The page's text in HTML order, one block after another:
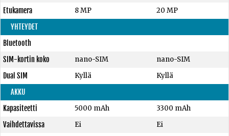
Etukamera
8 MP
20 MP
YHTEYDET
Bluetooth
SIM-kortin koko
nano-SIM
nano-SIM
Dual SIM
Kyllä
Kyllä
AKKU
Kapasiteetti
5000 mAh
3300 mAh
Vaihdettavissa
Ei
Ei